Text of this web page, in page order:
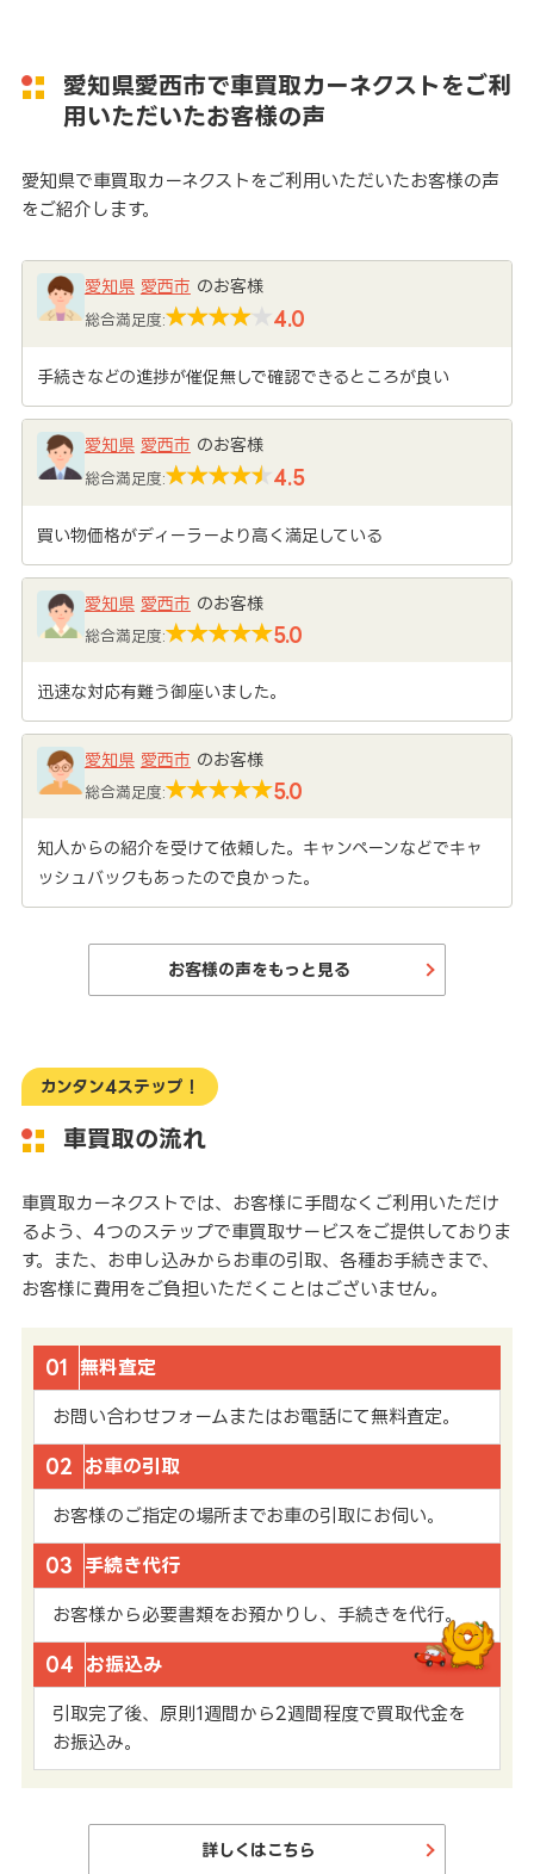
愛知県愛西市で車買取カーネクストをご利
用いただいたお客様の声
愛知県で車買取カーネクストをご利用いただいたお客様の声
をご紹介します。
愛知県 愛西市 のお客様
総合満足度: 4.0
手続きなどの進捗が催促無しで確認できるところが良い
愛知県 愛西市 のお客様
総合満足度: 4.5
買い物価格がディーラーより高く満足している
愛知県 愛西市 のお客様
総合満足度: 5.0
迅速な対応有難う御座いました。
愛知県 愛西市 のお客様
総合満足度: 5.0
知人からの紹介を受けて依頼した。キャンペーンなどでキャ
ッシュバックもあったので良かった。
お客様の声をもっと見る
カンタン4ステップ！
車買取の流れ
車買取カーネクストでは、お客様に手間なくご利用いただけ
るよう、4つのステップで車買取サービスをご提供しておりま
す。また、お申し込みからお車の引取、各種お手続きまで、
お客様に費用をご負担いただくことはございません。
01 無料査定
お問い合わせフォームまたはお電話にて無料査定。
02 お車の引取
お客様のご指定の場所までお車の引取にお伺い。
03 手続き代行
お客様から必要書類をお預かりし、手続きを代行。
04 お振込み
引取完了後、原則1週間から2週間程度で買取代金を
お振込み。
詳しくはこちら